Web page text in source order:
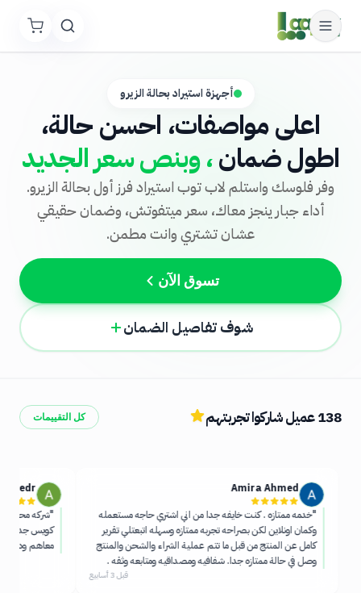
أجهزة استيراد بحالة الزيرو
اعلى مواصفات، احسن حالة،
اطول ضمان، وبنص سعر الجديد
وفر فلوسك واستلم لاب توب استيراد فرز أول بحالة الزيرو.
أداء جبار ينجز معاك، سعر ميتفوتش، وضمان حقيقي
عشان تشتري وانت مطمن.
تسوق الآن
شوف تفاصيل الضمان
138عميل شاركوا تجربتهم كل التقييمات
Amira Ahmed
خدمه ممتازه . كنت خايفه جدا من اني اشتري حاجه مستعمله
وكمان اونلاين لكن بصراحه تجربه ممتازه وسهله اتبعتلي تقرير
كامل عن المنتج من قبل ما تتم عملية الشراء والشحن والمنتج
وصل في حالة ممتازه جدا. شفافيه ومصداقيه ومتابعه وثقه .
قبل 3 أسابيع
Khedr
"شركه محترمه
كويس جدا
معاهم وديما